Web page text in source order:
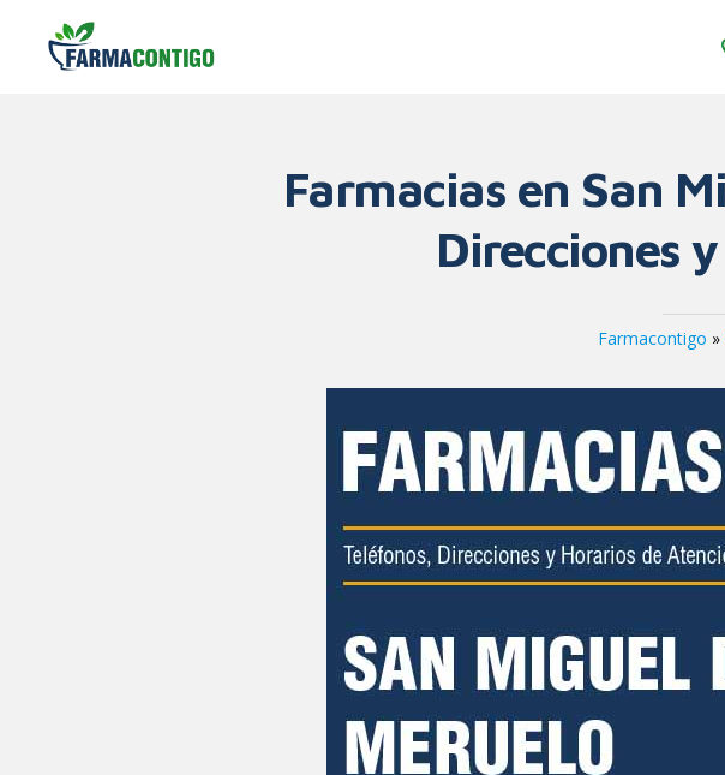
Farmacias en San
Direcciones
Farmacontigo »